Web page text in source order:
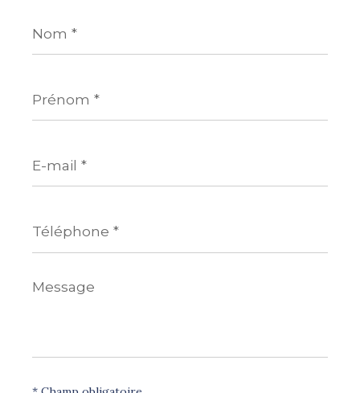
*
*
mail
*
*
Message
*